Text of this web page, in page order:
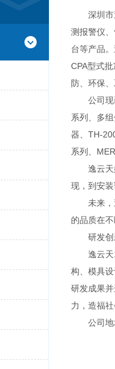
深圳市逸
测报警仪
台等产品
CPA型式
防、环保
公司现已
系列、多
器、TH-
系列、
逸云天始
现，到安
未来，逸
的品质在
研发创
逸云天13
构、模具
研发成果
力，造福
公司地址